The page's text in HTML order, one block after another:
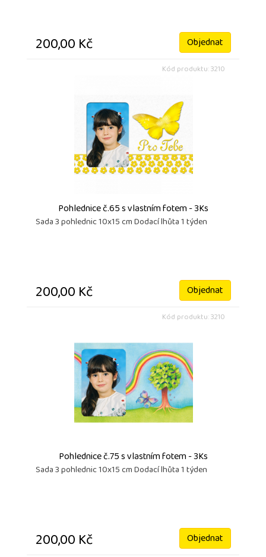
200,00 Kč Objednat
Kód produktu: 3210
Pohlednice č.65 s vlastním fotem - 3Ks
Sada 3 pohlednic 10x15 cm Dodací lhůta 1 týden
200,00 Kč Objednat
Kód produktu: 3210
Pohlednice č.75 s vlastním fotem - 3Ks
Sada 3 pohlednic 10x15 cm Dodací lhůta 1 týden
200,00 Kč Objednat